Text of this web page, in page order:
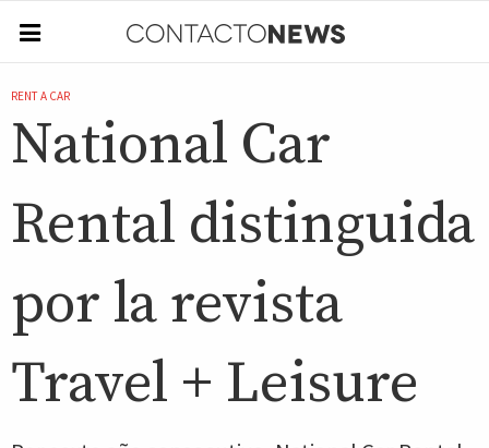
RENT A CAR
National Car
Rental distinguida
por la revista
Travel + Leisure